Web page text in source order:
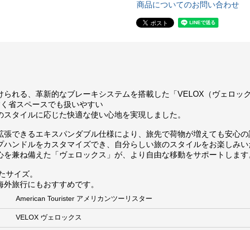
商品についてのお問い合わせ
れる、革新的なブレーキシステムを搭載した「VELOX（ヴェロッ
省スペースでも扱いやすい
タイルに応じた快適な使い心地を実現しました。
できるエキスパンダブル仕様により、旅先で荷物が増えても安心の
ンドルをカスタマイズでき、自分らしい旅のスタイルをお楽しみい
兼ね備えた「ヴェロックス」が、より自由な移動をサポートします
サイズ。
旅行にもおすすめです。
American Tourister アメリカンツーリスター
VELOX ヴェロックス